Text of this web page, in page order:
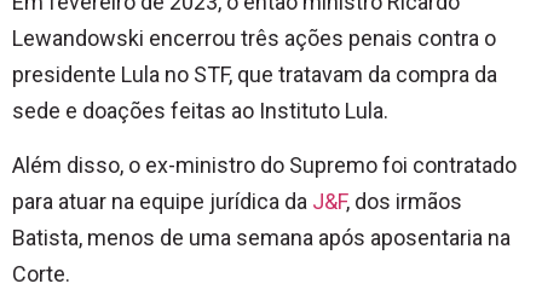
Lewandowski encerrou três ações penais contra o
presidente Lula no STF, que tratavam da compra da
sede e doações feitas ao Instituto Lula.
Além disso, o ex-ministro do Supremo foi contratado
para atuar na equipe jurídica da J&F, dos irmãos
Batista, menos de uma semana após aposentaria na
Corte.